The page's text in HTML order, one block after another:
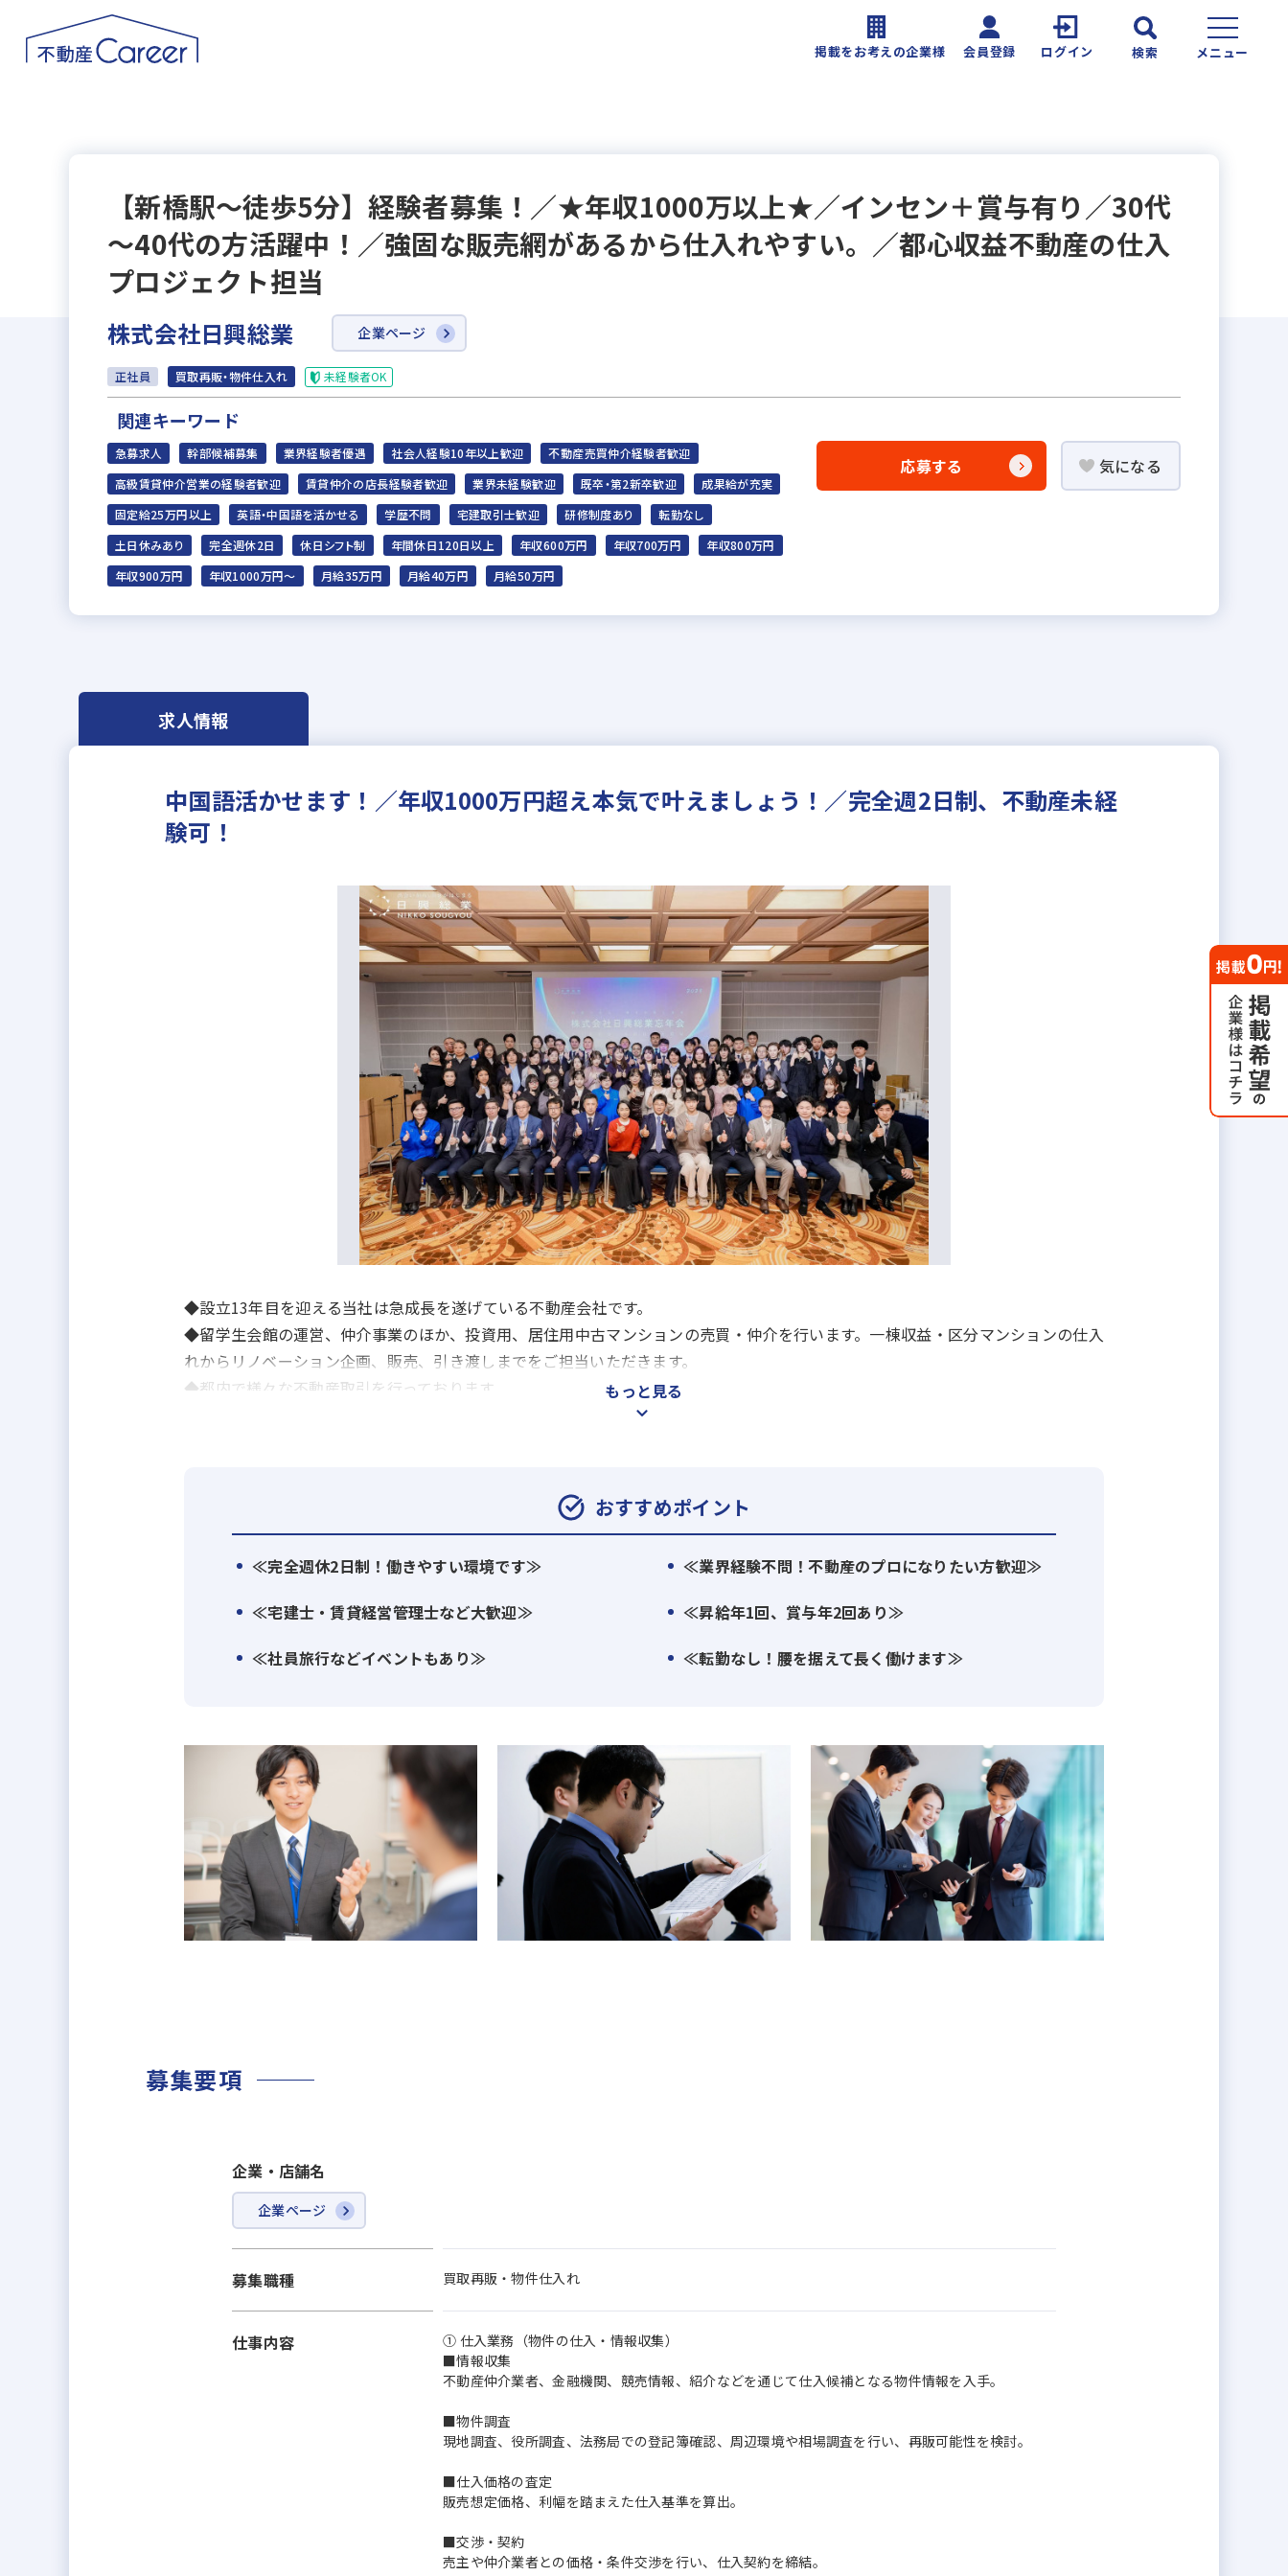
掲載をお考えの企業様 会員登録 ログイン 検索 メニュー
【新橋駅～徒歩5分】経験者募集！／★年収1000万以上★／インセン＋賞与有り／30代
～40代の方活躍中！／強固な販売網があるから仕入れやすい。／都心収益不動産の仕入
プロジェクト担当
株式会社日興総業 企業ページ
正社員 買取再販・物件仕入れ 未経験者OK
関連キーワード
急募求人 幹部候補募集 業界経験者優遇 社会人経験10年以上歓迎
不動産売買仲介経験者歓迎
高級賃貸仲介営業の経験者歓迎
賃貸仲介の店長経験者歓迎 業界未経験歓迎 既卒・第2新卒歓迎
成果給が充実
固定給25万円以上
英語・中国語を活かせる 学歴不問 宅建取引士歓迎 研修制度あり
転勤なし
土日休みあり
完全週休2日 休日シフト制 年間休日120日以上 年収600万円 年収700万円
年収800万円
年収900万円
年収1000万円～ 月給35万円 月給40万円 月給50万円
応募する 気になる
求人情報
中国語活かせます！／年収1000万円超え本気で叶えましょう！／完全週2日制、不動産未経
験可！
◆設立13年目を迎える当社は急成長を遂げている不動産会社です。
◆留学生会館の運営、仲介事業のほか、投資用、居住用中古マンションの売買・仲介を行います。一棟収益・区分マンションの仕入
れからリノベーション企画、販売、引き渡しまでをご担当いただきます。
◆都内で様々な不動産取引を行っております。
海外と日本国内富裕層を中心に、お客様に新旧築物件をご提案いたします。
弊社は賃貸仲介にとどまらず、不動産売買に、賃貸管理、資産運用のコンサルタントなど、お客様のニーズに合わせた幅広い提案を
行っている企業です。一つの会社にいながら、不動産のプロを目指していけるのも当社の特徴と言えるでしょう。
・留学生会館管理事業
・買取再販事業
当社最大の強みは、顧客の50％以上が富裕層であること。すでに購入意欲の高い国内からのお客様が確保されています。
「売り先をどうするか」で悩む必要がないため、質の高い物件の仕入れに専念できる環境です。
業績好調につき、より多くの都心収益不動産（1棟マンション・ホテル等）を仕入れ、事業を拡大するためのコアメンバーを募集し
ます。
もっと見る
おすすめポイント
≪完全週休2日制！働きやすい環境です≫
≪業界経験不問！不動産のプロになりたい方歓迎≫
≪宅建士・賃貸経営管理士など大歓迎≫
≪昇給年1回、賞与年2回あり≫
≪社員旅行などイベントもあり≫
≪転勤なし！腰を据えて長く働けます≫
募集要項
企業・店舗名
企業ページ
募集職種 買取再販・物件仕入れ
仕事内容
① 仕入業務（物件の仕入・情報収集）
■情報収集
不動産仲介業者、金融機関、競売情報、紹介などを通じて仕入候補となる物件情報を入手。
■物件調査
現地調査、役所調査、法務局での登記簿確認、周辺環境や相場調査を行い、再販可能性を検討。
■仕入価格の査定
販売想定価格、利幅を踏まえた仕入基準を算出。
■交渉・契約
売主や仲介業者との価格・条件交渉を行い、仕入契約を締結。